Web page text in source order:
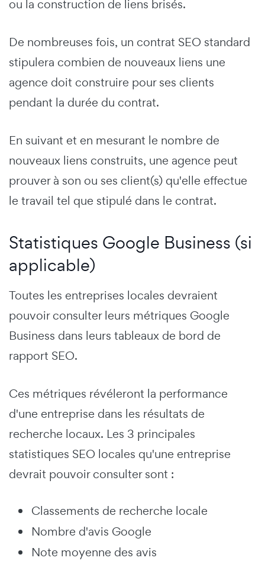
ou la construction de liens brisés.
De nombreuses fois, un contrat SEO standard
stipulera combien de nouveaux liens une
agence doit construire pour ses clients
pendant la durée du contrat.
En suivant et en mesurant le nombre de
nouveaux liens construits, une agence peut
prouver à son ou ses client(s) qu'elle effectue
le travail tel que stipulé dans le contrat.
Statistiques Google Business (si
applicable)
Toutes les entreprises locales devraient
pouvoir consulter leurs métriques Google
Business dans leurs tableaux de bord de
rapport SEO.
Ces métriques révéleront la performance
d'une entreprise dans les résultats de
recherche locaux. Les 3 principales
statistiques SEO locales qu'une entreprise
devrait pouvoir consulter sont :
Classements de recherche locale
Nombre d'avis Google
Note moyenne des avis